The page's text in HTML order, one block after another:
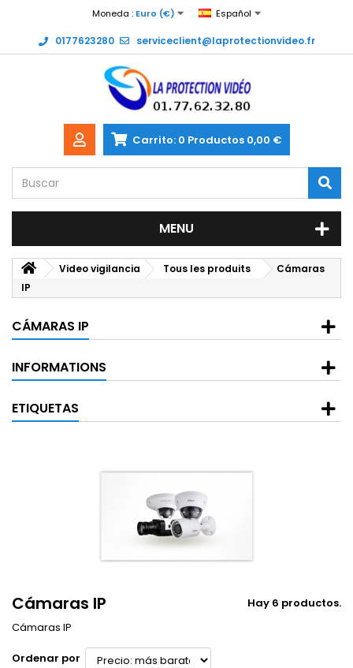
Moneda : Euro (€) Español
0177623280 serviceclient@laprotectionvideo.fr
Carrito: 0 Productos 0,00 €
MENU
Video vigilancia Tous les produits
Cámaras
IP
CÁMARAS IP
INFORMATIONS
ETIQUETAS
Cámaras IP
Hay 6 productos.
Cámaras IP
Ordenar por